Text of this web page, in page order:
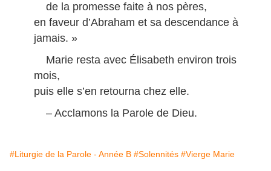
de la promesse faite à nos pères,
en faveur d’Abraham et sa descendance à
jamais. »
Marie resta avec Élisabeth environ trois
mois,
puis elle s’en retourna chez elle.
– Acclamons la Parole de Dieu.
#Liturgie de la Parole - Année B #Solennités #Vierge Marie